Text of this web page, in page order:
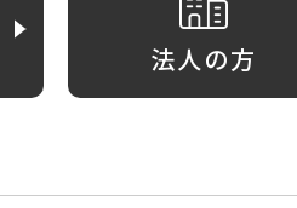
法人の方